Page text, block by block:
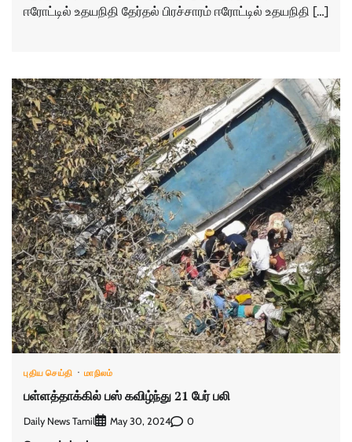
ஈரோட்டில் உதயநிதி தேர்தல் பிரச்சாரம் ஈரோட்டில் உதயநிதி […]
புதிய செய்தி மாநிலம்
பள்ளத்தாக்கில் பஸ் கவிழ்ந்து 21 பேர் பலி
Daily News Tamil May 30, 2024 0